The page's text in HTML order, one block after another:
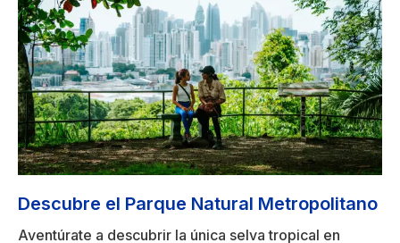
Descubre el Parque Natural Metropolitano
Aventúrate a descubrir la única selva tropical en